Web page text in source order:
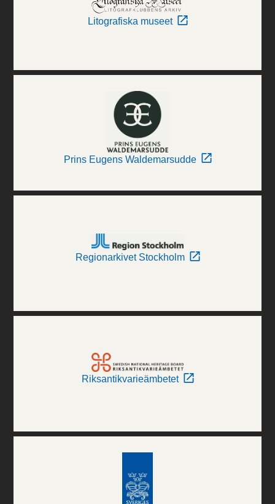
Litografiska museet
Prins Eugens Waldemarsudde
Regionarkivet Stockholm
Riksantikvarieämbetet